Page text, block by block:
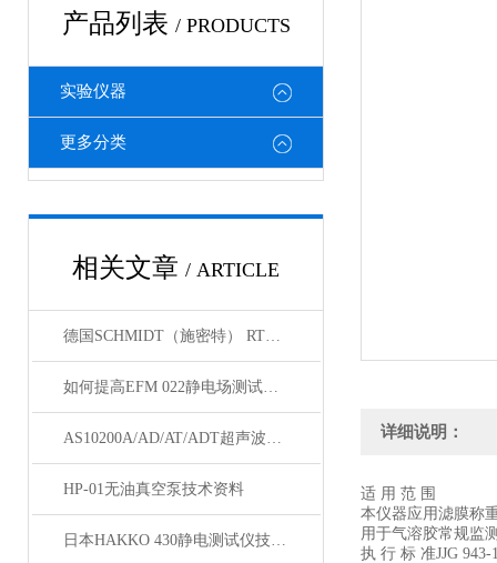
产品列表 / PRODUCTS
实验仪器
更多分类
相关文章 / ARTICLE
德国SCHMIDT（施密特） RTM-400皮带张力仪技术参数
如何提高EFM 022静电场测试仪的使用效果，小编告诉你
AS10200A/AD/AT/ADT超声波清洗机
HP-01无油真空泵技术资料
日本HAKKO 430静电测试仪技术参数
详细说明：
适 用 范 围
本仪器应用滤膜称
用于气溶胶常规监
执 行 标 准JJG